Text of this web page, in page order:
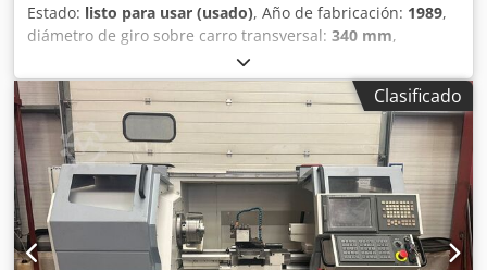
Estado: listo para usar (usado), Año de fabricación: 1989,
diámetro de giro sobre carro transversal: 340 mm,
, diámetro de giro:
agujero del husillo:63 mm, peso total:5,500 kg, Fanuc OT.
Capacidades: longitud 560 mm. Diámetro sobre carro 340
mm, diámetro de torneado 560 mm. Torreta de 10
posiciones. Husillo de 11 kW. Extractor de virutas.
Djdpfxjzbam Es Aixokr
Clasificado